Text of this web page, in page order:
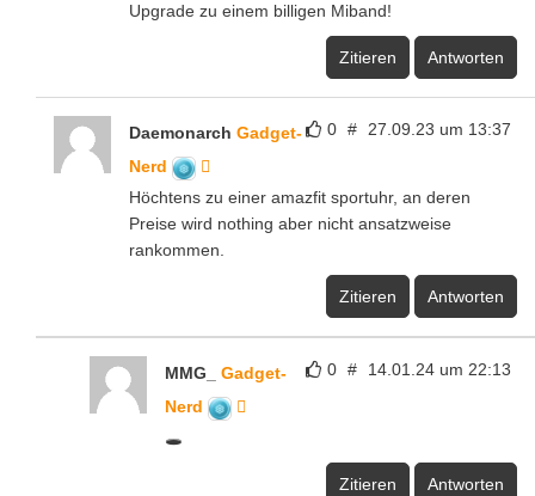
Upgrade zu einem billigen Miband!
Zitieren Antworten
0 # 27.09.23 um 13:37
Daemonarch Gadget-
Nerd
Höchtens zu einer amazfit sportuhr, an deren
Preise wird nothing aber nicht ansatzweise
rankommen.
Zitieren Antworten
0 # 14.01.24 um 22:13
MMG_ Gadget-
Nerd
🕳️
Zitieren Antworten